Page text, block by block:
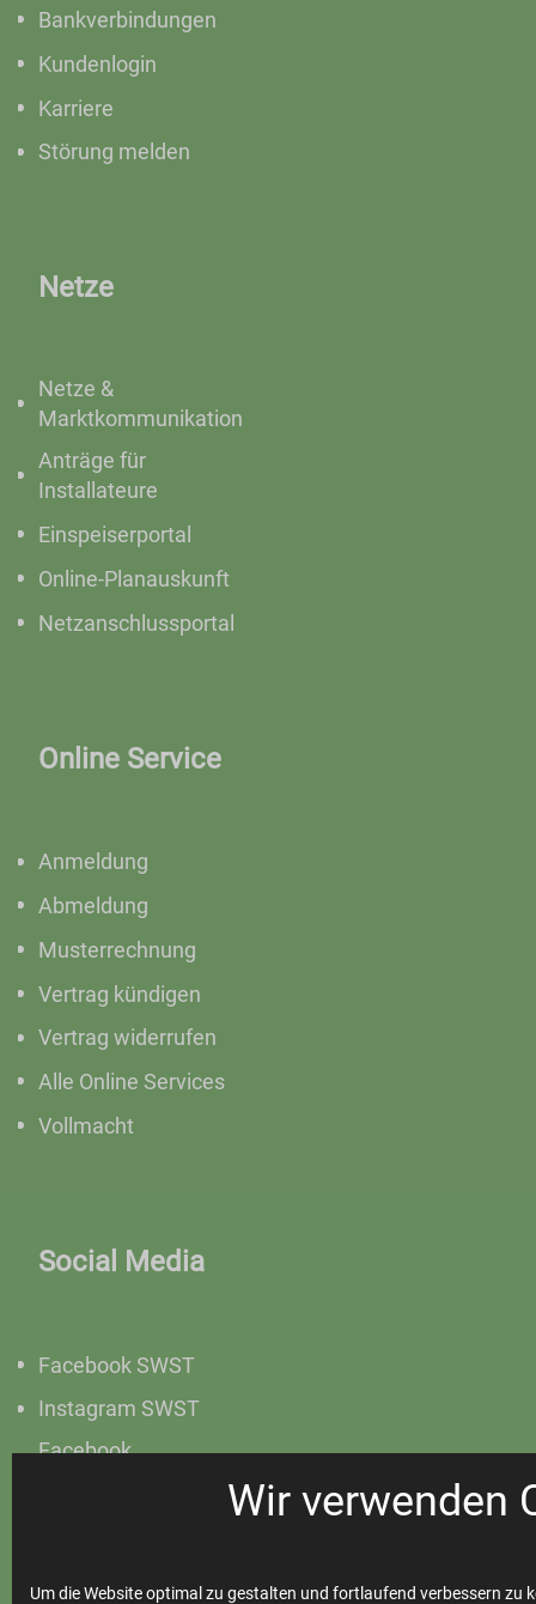
Wir verwenden
Um die Website optimal zu gestalten und fortlaufend verbessern
Bankverbindungen
Kundenlogin
Karriere
Störung melden
Netze
Netze &
Marktkommunikation
Anträge für
Installateure
Einspeiserportal
Online-Planauskunft
Netzanschlussportal
Online Service
Anmeldung
Abmeldung
Musterrechnung
Vertrag kündigen
Vertrag widerrufen
Alle Online Services
Vollmacht
Social Media
Facebook SWST
Instagram SWST
Facebook